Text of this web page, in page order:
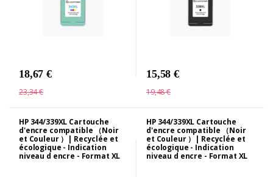
18,67 €
23,34 €
15,58 €
19,48 €
HP 344/339XL Cartouche
d'encre compatible （Noir
et Couleur ）| Recyclée et
écologique - Indication
niveau d encre - Format XL
HP 344/339XL Cartouche
d'encre compatible （Noir
et Couleur ）| Recyclée et
écologique - Indication
niveau d encre - Format XL